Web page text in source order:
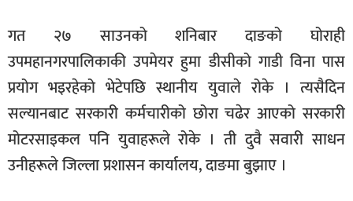
गत २७ साउनको शनिबार दाङको घोराही
उपमहानगरपालिकाकी उपमेयर हुमा डीसीको गाडी विना पास
प्रयोग भइरहेको भेटेपछि स्थानीय युवाले रोके । त्यसैदिन
सल्यानबाट सरकारी कर्मचारीको छोरा चढेर आएको सरकारी
मोटरसाइकल पनि युवाहरूले रोके । ती दुवै सवारी साधन
उनीहरूले जिल्ला प्रशासन कार्यालय, दाङमा बुझाए ।